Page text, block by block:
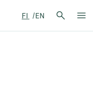
FI EN
Hae: